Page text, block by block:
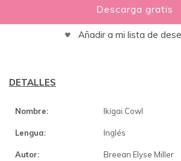
Descarga gratis
Añadir a mi lista de
DETALLES
Nombre: Ikigai Cowl
Lengua: Inglés
Autor: Breean Elyse Miller